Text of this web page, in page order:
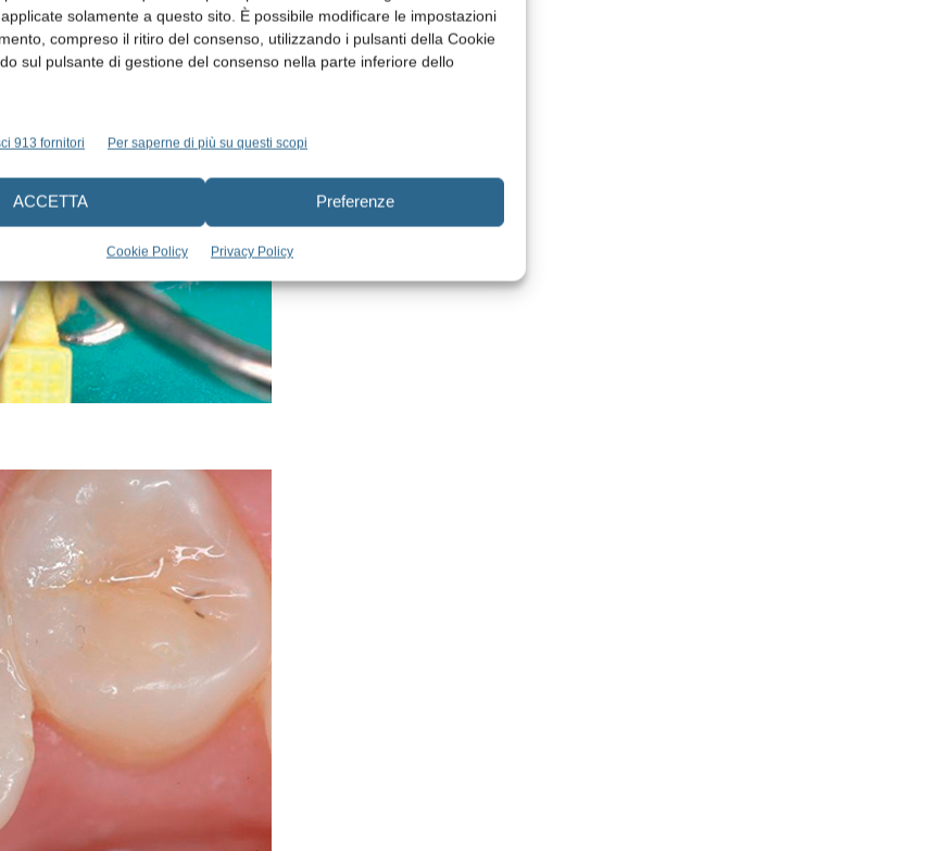
solamente a questo sito. È possibile modificare le impostazioni
compreso il ritiro del consenso, utilizzando i pulsanti della Cookie
sul pulsante di gestione del consenso nella parte inferiore dello
913 fornitori Per saperne di più su questi scopi
ACCETTA Preferenze
Cookie Policy Privacy Policy
Fonte:
Prof.
Hervé